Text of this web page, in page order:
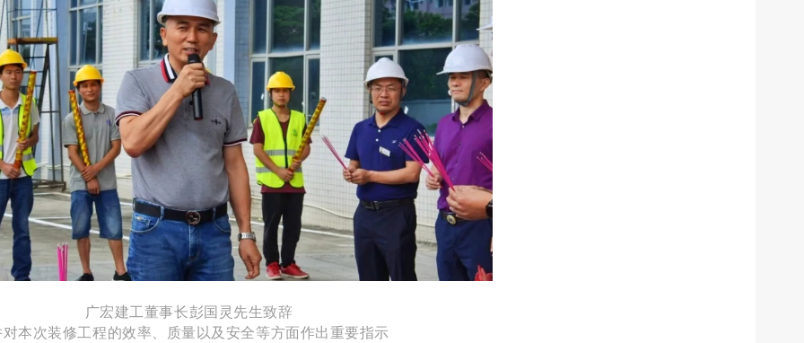
广宏建工董事长彭国灵先生致辞
对本次装修工程的效率、质量以及安全等方面作出重要指示